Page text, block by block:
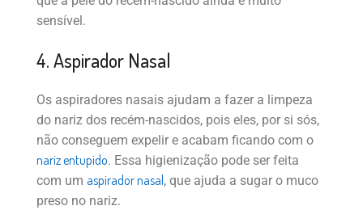
sensível.
4. Aspirador Nasal
Os aspiradores nasais ajudam a fazer a limpeza
do nariz dos recém-nascidos, pois eles, por si sós,
não conseguem expelir e acabam ficando com o
nariz entupido. Essa higienização pode ser feita
com um aspirador nasal, que ajuda a sugar o muco
preso no nariz.